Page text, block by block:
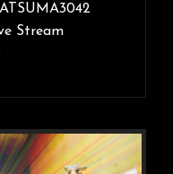
Stream